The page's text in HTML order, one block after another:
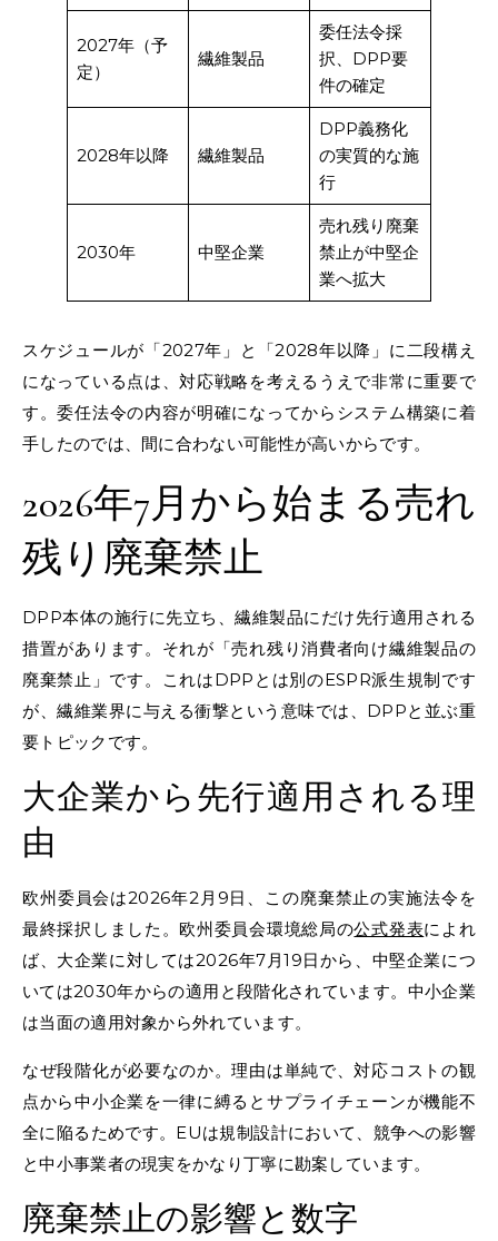
2027年（予
定）
繊維製品
委任法令採
択、DPP要
件の確定
2028年以降 繊維製品
DPP義務化
の実質的な施
行
2030年 中堅企業
売れ残り廃棄
禁止が中堅企
業へ拡大
スケジュールが「2027年」と「2028年以降」に二段構え
になっている点は、対応戦略を考えるうえで非常に重要で
す。委任法令の内容が明確になってからシステム構築に着
手したのでは、間に合わない可能性が高いからです。
2026年7月から始まる売れ
残り廃棄禁止
DPP本体の施行に先立ち、繊維製品にだけ先行適用される
措置があります。それが「売れ残り消費者向け繊維製品の
廃棄禁止」です。これはDPPとは別のESPR派生規制です
が、繊維業界に与える衝撃という意味では、DPPと並ぶ重
要トピックです。
大企業から先行適用される理
由
欧州委員会は2026年2月9日、この廃棄禁止の実施法令を
最終採択しました。欧州委員会環境総局の公式発表によれ
ば、大企業に対しては2026年7月19日から、中堅企業につ
いては2030年からの適用と段階化されています。中小企業
は当面の適用対象から外れています。
なぜ段階化が必要なのか。理由は単純で、対応コストの観
点から中小企業を一律に縛るとサプライチェーンが機能不
全に陥るためです。EUは規制設計において、競争への影響
と中小事業者の現実をかなり丁寧に勘案しています。
廃棄禁止の影響と数字